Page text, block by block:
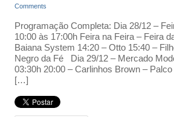
Comments
Programação Completa: Dia 28/12 –
10:00 às 17:00h Feira na Feira – Feira
Baiana System 14:20 – Otto 15:40 –
Negro da Fé Dia 29/12 – Mercado
03:30h 20:00 – Carlinhos Brown –
[…]